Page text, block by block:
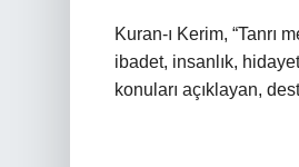
Kuran-ı Kerim, “Tanrı
ibadet, insanlık,
konuları açıklayan,